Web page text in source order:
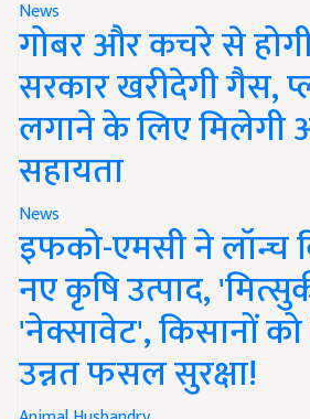
News
गोबर और कचरे से
सरकार खरीदेगी गैस,
लगाने के लिए मिलेगी
सहायता
News
इफको-एमसी ने लॉन्च
नए कृषि उत्पाद,
'नेक्सावेट', किसानों
उन्नत फसल सुरक्षा!